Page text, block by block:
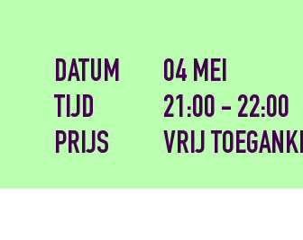
DATUM
04 MEI
TIJD
21:00 - 22:00
PRIJS
VRIJ